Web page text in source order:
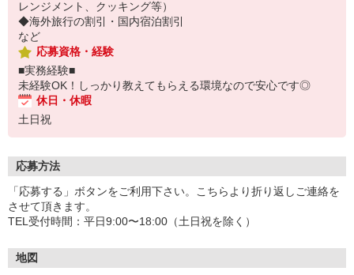
レンジメント、クッキング等）
◆海外旅行の割引・国内宿泊割引
など
応募資格・経験
■実務経験■
未経験OK！しっかり教えてもらえる環境なので安心です◎
休日・休暇
土日祝
応募方法
「応募する」ボタンをご利用下さい。こちらより折り返しご連絡を
させて頂きます。
TEL受付時間：平日9:00〜18:00（土日祝を除く）
地図